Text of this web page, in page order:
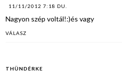
11/11/2012 7:18 DU.
Nagyon szép voltál!:)és vagy
VÁLASZ
THÜNDÉRKE